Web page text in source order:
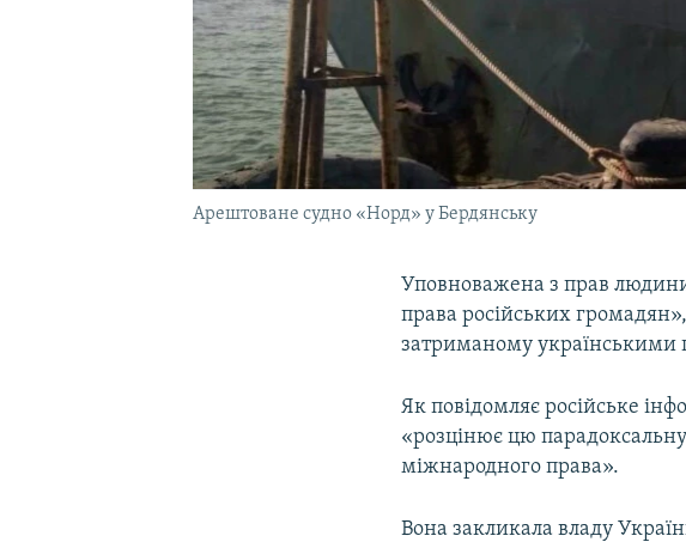
Арештоване судно «Норд» у Бердянську
Уповноважена з прав людини
права російських
затриманому українськими
Як повідомляє російське
«розцінює цю
міжнародного права».
Вона закликала владу